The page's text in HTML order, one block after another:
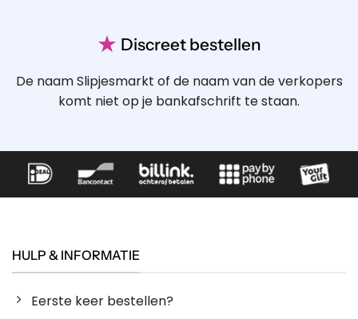
★ Discreet bestellen
De naam Slipjesmarkt of de naam van de verkopers
komt niet op je bankafschrift te staan.
HULP & INFORMATIE
Eerste keer bestellen?